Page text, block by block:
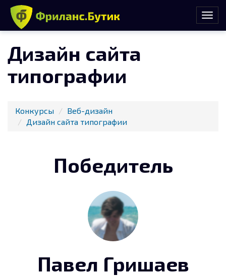
Дизайн сайта
типографии
Конкурсы
Веб-дизайн
Дизайн сайта типографии
Победитель
Павел Гришаев